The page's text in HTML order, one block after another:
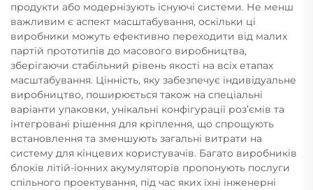
продукти або модернізують існуючі системи. Не менш
важливим є аспект масштабування, оскільки ці
виробники можуть ефективно переходити від малих
партій прототипів до масового виробництва,
зберігаючи стабільний рівень якості на всіх етапах
масштабування. Цінність, яку забезпечує індивідуальне
виробництво, поширюється також на спеціальні
варіанти упаковки, унікальні конфігурації роз’ємів та
інтегровані рішення для кріплення, що спрощують
встановлення та зменшують загальні витрати на
систему для кінцевих користувачів. Багато виробників
блоків літій-іонних акумуляторів пропонують послуги
спільного проектування, під час яких їхні інженерні